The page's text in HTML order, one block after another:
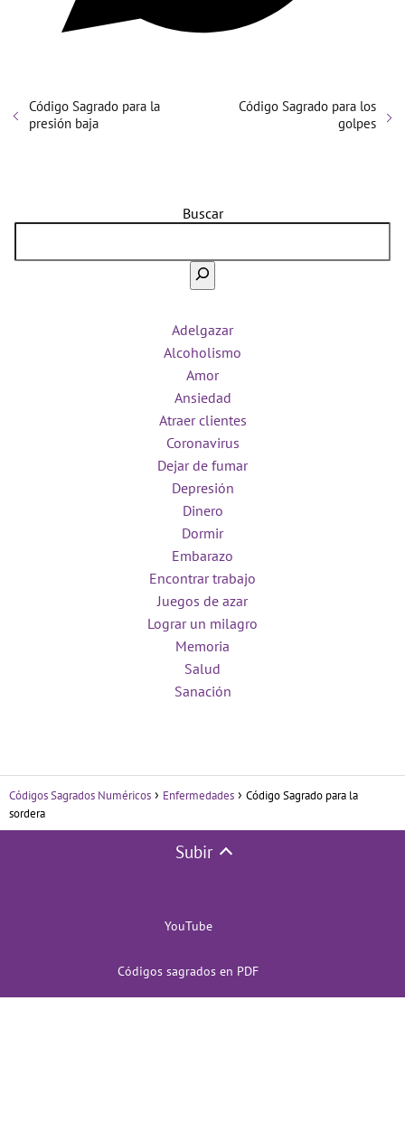
Código Sagrado para la
presión baja
Código Sagrado para los
golpes
Buscar
Adelgazar
Alcoholismo
Amor
Ansiedad
Atraer clientes
Coronavirus
Dejar de fumar
Depresión
Dinero
Dormir
Embarazo
Encontrar trabajo
Juegos de azar
Lograr un milagro
Memoria
Salud
Sanación
Códigos Sagrados Numéricos Enfermedades
Código Sagrado para la
sordera
Subir
YouTube
Códigos sagrados en PDF